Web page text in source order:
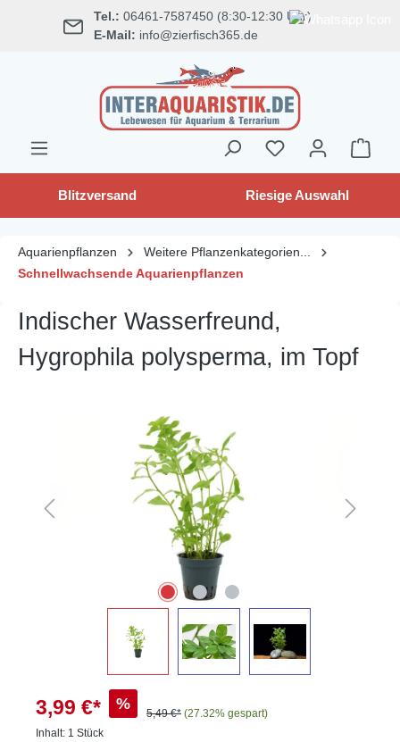
springen Tel.: 06461-7587450 (8:30-12:30 Uhr)
E-Mail: info@zierfisch365.de
Blitzversand Riesige Auswahl
Aquarienpflanzen
Weitere Pflanzenkategorien...
Schnellwachsende Aquarienpflanzen
Indischer Wasserfreund,
Hygrophila polysperma, im Topf
Bildergalerie überspringen
3,99 €* %
5,49 €* (27.32% gespart)
Inhalt: 1 Stück